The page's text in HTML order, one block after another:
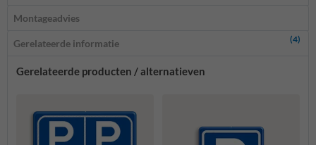
Montageadvies
Gerelateerde informatie (4)
Gerelateerde producten / alternatieven